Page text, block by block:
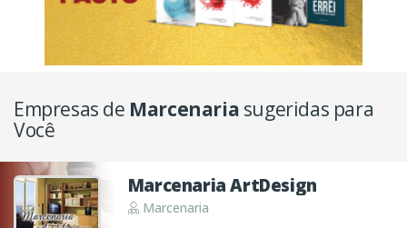
Empresas de Marcenaria sugeridas para
Você
Marcenaria ArtDesign
Marcenaria